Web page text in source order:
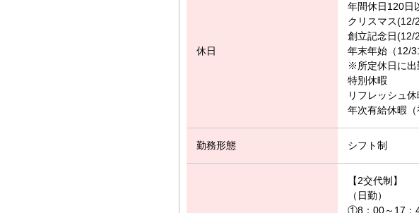
休日
年間休日120日
クリスマス(12/
創立記念日(12/
年末年始（12/
※所定休日に出
特別休暇
リフレッシュ休
年次有給休暇
勤務形態 シフト制
【2交代制】
（日勤）
①8：00～17：